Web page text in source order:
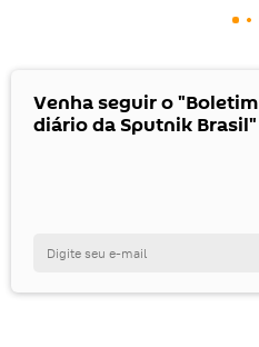
Venha seguir o "Boletim
diário da Sputnik Brasil"